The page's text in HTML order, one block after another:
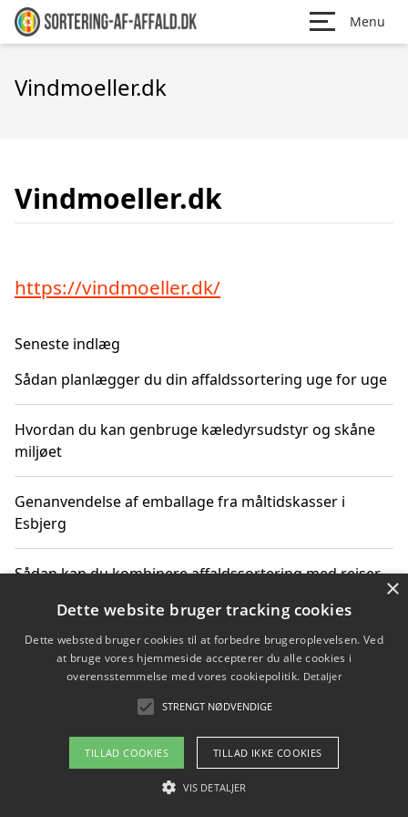
Menu
Vindmoeller.dk
Vindmoeller.dk
https://vindmoeller.dk/
Seneste indlæg
Sådan planlægger du din affaldssortering uge for uge
Hvordan du kan genbruge kæledyrsudstyr og skåne
miljøet
Genanvendelse af emballage fra måltidskasser i
Esbjerg
Sådan kan du kombinere affaldssortering med rejser
Hvordan affaldssortering kan bidrage til co2 reduktion
Om / kontakt
Blog Betingelser
×
Dette website bruger tracking cookies
Dette websted bruger cookies til at forbedre brugeroplevelsen. Ved
at bruge vores hjemmeside accepterer du alle cookies i
overensstemmelse med vores cookiepolitik. Detaljer
STRENGT NØDVENDIGE
TILLAD COOKIES TILLAD IKKE COOKIES
VIS DETALJER